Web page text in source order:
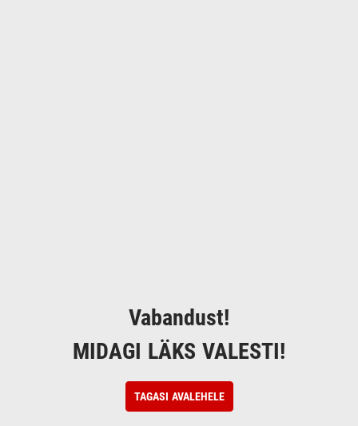
Vabandust!
MIDAGI LÄKS VALESTI!
TAGASI AVALEHELE